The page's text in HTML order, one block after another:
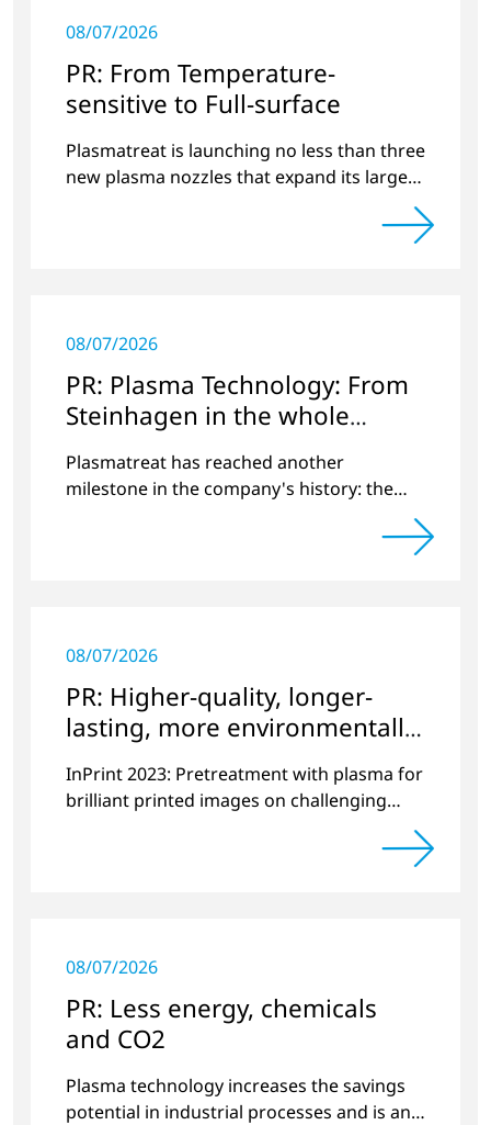
08/07/2026
PR: From Temperature-
sensitive to Full-surface
Plasmatreat is launching no less than three
new plasma nozzles that expand its large
08/07/2026
PR: Plasma Technology: From
Steinhagen in the whole
World
Plasmatreat has reached another
milestone in the company's history: the
08/07/2026
PR: Higher-quality, longer-
lasting, more environmentally
InPrint 2023: Pretreatment with plasma for
brilliant printed images on challenging
08/07/2026
PR: Less energy, chemicals
and CO2
Plasma technology increases the savings
potential in industrial processes and is an